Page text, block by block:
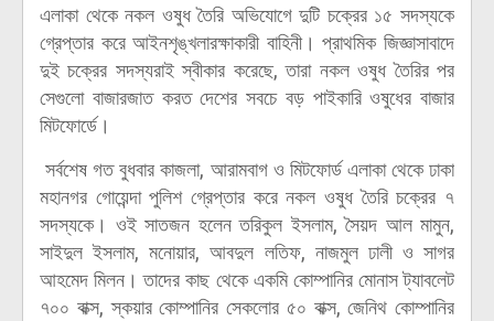
এলাকা থেকে নকল ওষুধ তৈরি অভিযোগে দুটি চক্রের ১৫ সদস্যকে
গ্রেপ্তার করে আইনশৃঙ্খলারক্ষাকারী বাহিনী। প্রাথমিক জিজ্ঞাসাবাদে
দুই চক্রের সদস্যরাই স্বীকার করেছে, তারা নকল ওষুধ তৈরির পর
সেগুলো বাজারজাত করত দেশের সবচে বড় পাইকারি ওষুধের বাজার
মিটফোর্ডে।
সর্বশেষ গত বুধবার কাজলা, আরামবাগ ও মিটফোর্ড এলাকা থেকে ঢাকা
মহানগর গোয়েন্দা পুলিশ গ্রেপ্তার করে নকল ওষুধ তৈরি চক্রের ৭
সদস্যকে। ওই সাতজন হলেন তরিকুল ইসলাম, সৈয়দ আল মামুন,
সাইদুল ইসলাম, মনোয়ার, আবদুল লতিফ, নাজমুল ঢালী ও সাগর
আহমেদ মিলন। তাদের কাছ থেকে একমি কোম্পানির মোনাস ট্যাবলেট
৭০০ বাক্স, স্কয়ার কোম্পানির সেকলোর ৫০ বাক্স, জেনিথ কোম্পানির